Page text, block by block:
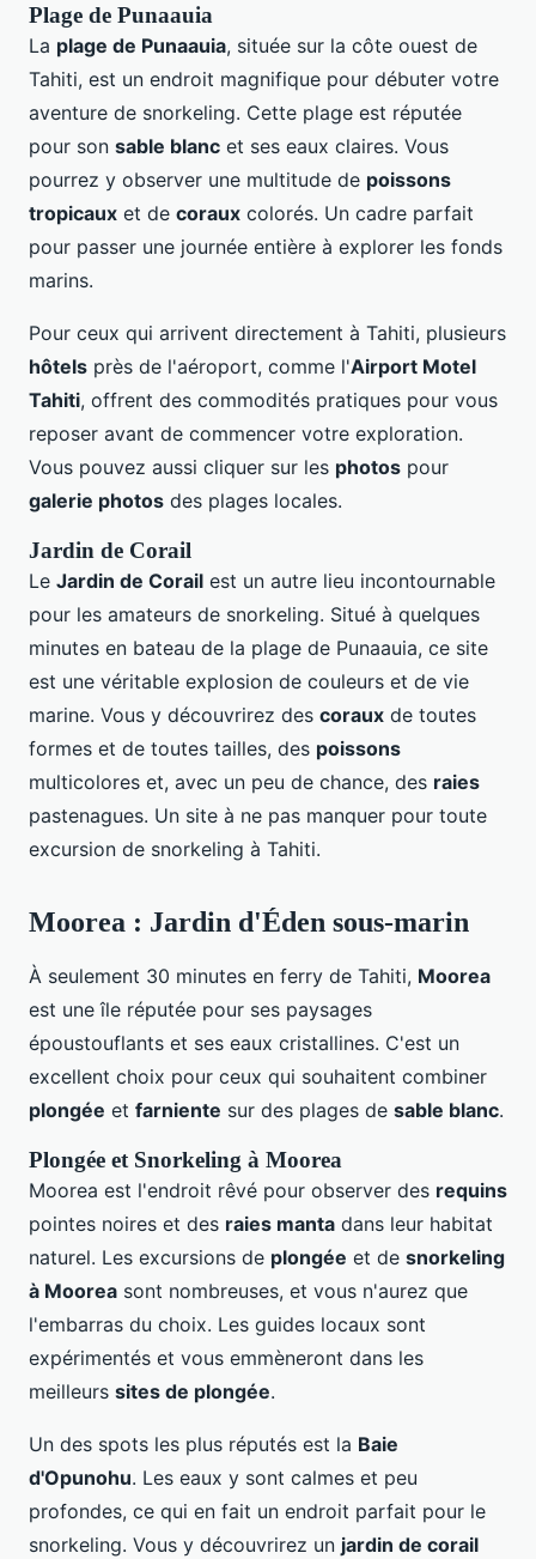
Plage de Punaauia
La plage de Punaauia, située sur la côte ouest de
Tahiti, est un endroit magnifique pour débuter votre
aventure de snorkeling. Cette plage est réputée
pour son sable blanc et ses eaux claires. Vous
pourrez y observer une multitude de poissons
tropicaux et de coraux colorés. Un cadre parfait
pour passer une journée entière à explorer les fonds
marins.
Pour ceux qui arrivent directement à Tahiti, plusieurs
hôtels près de l'aéroport, comme l'Airport Motel
Tahiti, offrent des commodités pratiques pour vous
reposer avant de commencer votre exploration.
Vous pouvez aussi cliquer sur les photos pour
galerie photos des plages locales.
Jardin de Corail
Le Jardin de Corail est un autre lieu incontournable
pour les amateurs de snorkeling. Situé à quelques
minutes en bateau de la plage de Punaauia, ce site
est une véritable explosion de couleurs et de vie
marine. Vous y découvrirez des coraux de toutes
formes et de toutes tailles, des poissons
multicolores et, avec un peu de chance, des raies
pastenagues. Un site à ne pas manquer pour toute
excursion de snorkeling à Tahiti.
Moorea : Jardin d'Éden sous-marin
À seulement 30 minutes en ferry de Tahiti, Moorea
est une île réputée pour ses paysages
époustouflants et ses eaux cristallines. C'est un
excellent choix pour ceux qui souhaitent combiner
plongée et farniente sur des plages de sable blanc.
Plongée et Snorkeling à Moorea
Moorea est l'endroit rêvé pour observer des requins
pointes noires et des raies manta dans leur habitat
naturel. Les excursions de plongée et de snorkeling
à Moorea sont nombreuses, et vous n'aurez que
l'embarras du choix. Les guides locaux sont
expérimentés et vous emmèneront dans les
meilleurs sites de plongée.
Un des spots les plus réputés est la Baie
d'Opunohu. Les eaux y sont calmes et peu
profondes, ce qui en fait un endroit parfait pour le
snorkeling. Vous y découvrirez un jardin de corail